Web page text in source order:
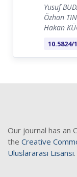
Yusuf
Özhan
Hakan
10.5824/
Our journal has an
the Creative
Uluslararası Lisansı